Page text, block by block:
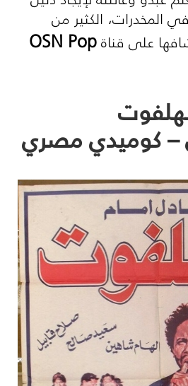
المخدرات، الكثير من
على قناةOSN Pop
– كوميدي مصري